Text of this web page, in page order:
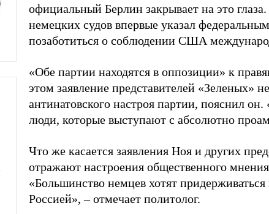
официальный Берлин закрывает на это
немецких судов впервые указал
позаботиться о соблюдении США
«Обе партии находятся в оппозиции» к
этом заявление представителей «Зеленых»
антинатовского настроя партии, пояснил
люди, которые выступают с абсолютно
Что же касается заявления Ноя и других
отражают настроения общественного
«Большинство немцев хотят
Россией», – отмечает политолог.